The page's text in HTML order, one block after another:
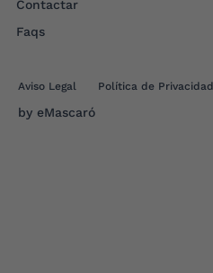
Contactar
Faqs
Aviso Legal Política de Privacidad
by eMascaró